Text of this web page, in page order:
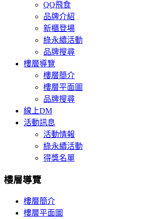
QQ飛食
品牌介紹
新櫃登場
綠永續活動
品牌搜尋
樓層導覽
樓層簡介
樓層平面圖
品牌搜尋
線上DM
活動訊息
活動情報
綠永續活動
得獎名單
樓層導覽
樓層簡介
樓層平面圖